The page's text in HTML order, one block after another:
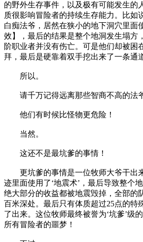
的野外生存事件，以及极有可能发生的
质很影响冒险者的持续生存能力。比如
白痴法爷，居然在狭小的地下洞穴里面
效】，最后的结果是整个地洞发生塌方
阶职业者并没有伤亡。可是他们却被困
拜，最后是硬靠着双手挖出来了一条通
所以。
请千万记得远离那些智商不高的法爷
他们有时候比怪物更危险！
当然。
这还不是最坑爹的事情！
更坑爹的事情是一位牧师大爷干出
迹里面使用了‘地震术’，最后导致整个
绝大部分的收益都被地震毁掉，全部的
百米深处。最后只有体质超过25点的特
了出来。这位牧师最终被誉为‘坑爹’级
所有冒险者的噩梦！